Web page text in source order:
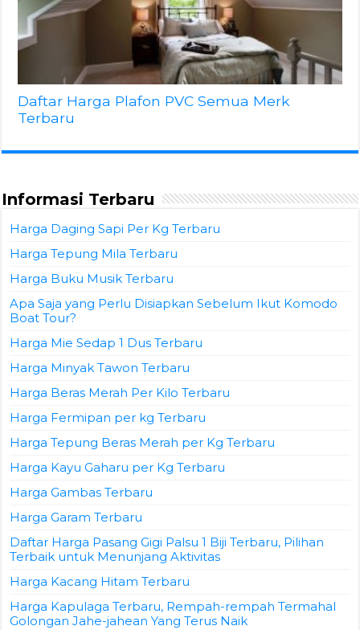
Daftar Harga Plafon PVC Semua Merk
Terbaru
Informasi Terbaru
Harga Daging Sapi Per Kg Terbaru
Harga Tepung Mila Terbaru
Harga Buku Musik Terbaru
Apa Saja yang Perlu Disiapkan Sebelum Ikut Komodo
Boat Tour?
Harga Mie Sedap 1 Dus Terbaru
Harga Minyak Tawon Terbaru
Harga Beras Merah Per Kilo Terbaru
Harga Fermipan per kg Terbaru
Harga Tepung Beras Merah per Kg Terbaru
Harga Kayu Gaharu per Kg Terbaru
Harga Gambas Terbaru
Harga Garam Terbaru
Daftar Harga Pasang Gigi Palsu 1 Biji Terbaru, Pilihan
Terbaik untuk Menunjang Aktivitas
Harga Kacang Hitam Terbaru
Harga Kapulaga Terbaru, Rempah-rempah Termahal
Golongan Jahe-jahean Yang Terus Naik